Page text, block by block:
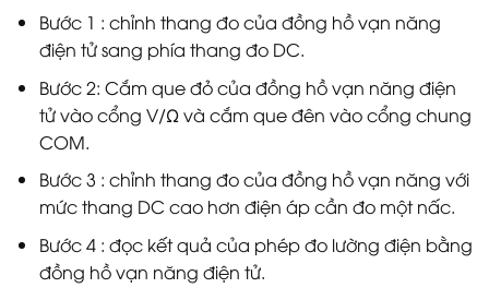
Bước 1 : chỉnh thang đo của đồng hồ vạn năng
điện tử sang phía thang đo DC.
Bước 2: Cắm que đỏ của đồng hồ vạn năng điện
tử vào cổng V/Ω và cắm que đên vào cổng chung
COM.
Bước 3 : chỉnh thang đo của đồng hồ vạn năng với
mức thang DC cao hơn điện áp cần đo một nấc.
Bước 4 : đọc kết quả của phép đo lường điện bằng
đồng hồ vạn năng điện tử.